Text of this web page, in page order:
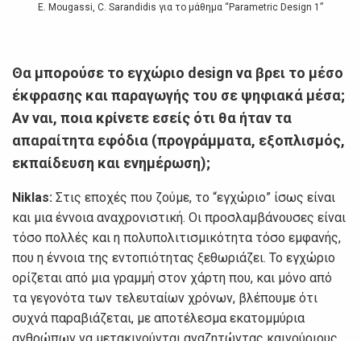
E. Mougassi, C. Sarandidis για το μάθημα “Parametric Design 1”
Θα μπορούσε το εγχώριο design να βρει το μέσο
έκφρασης και παραγωγής του σε ψηφιακά μέσα;
Αν ναι, ποια κρίνετε εσείς ότι θα ήταν τα
απαραίτητα εφόδια (προγράμματα, εξοπλισμός,
εκπαίδευση και ενημέρωση);
Niklas: Στις εποχές που ζούμε, το “εγχώριο” ίσως είναι
και μια έννοια αναχρονιστική. Οι προσλαμβάνουσες είναι
τόσο πολλές και η πολυπολιτισμικότητα τόσο εμφανής,
που η έννοια της εντοπιότητας ξεθωριάζει. Το εγχώριο
ορίζεται από μια γραμμή στον χάρτη που, και μόνο από
τα γεγονότα των τελευταίων χρόνων, βλέπουμε ότι
συχνά παραβιάζεται, με αποτέλεσμα εκατομμύρια
ανθρώπων να μετακινούνται αναζητώντας καινούριους